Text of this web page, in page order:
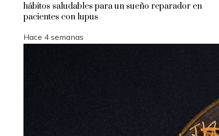
hábitos saludables para un sueño reparador en
pacientes con lupus
Hace 4 semanas